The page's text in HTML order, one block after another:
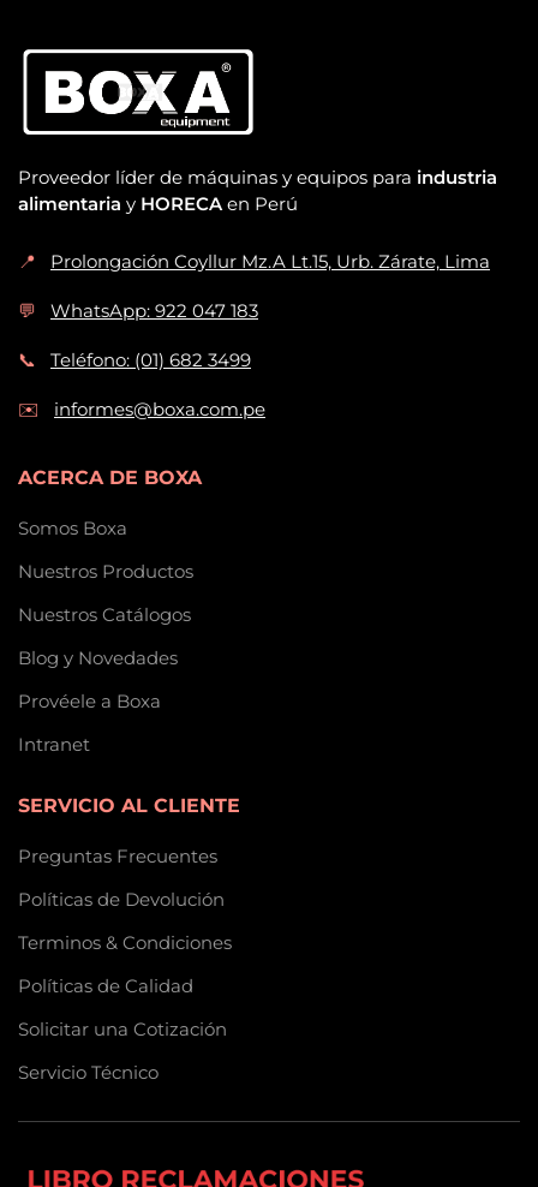
Proveedor líder de máquinas y equipos para industria
alimentaria y HORECAen Perú
📍 Prolongación Coyllur Mz.A Lt.15, Urb. Zárate, Lima
💬 WhatsApp: 922 047 183
📞 Teléfono: (01) 682 3499
✉️ informes@boxa.com.pe
ACERCA DE BOXA
Somos Boxa
Nuestros Productos
Nuestros Catálogos
Blog y Novedades
Provéele a Boxa
Intranet
SERVICIO AL CLIENTE
Preguntas Frecuentes
Políticas de Devolución
Terminos & Condiciones
Políticas de Calidad
Solicitar una Cotización
Servicio Técnico